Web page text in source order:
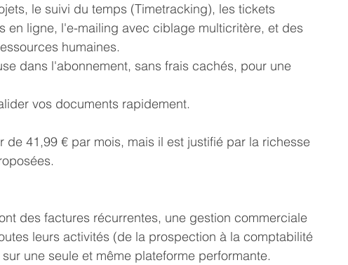
le suivi du temps (Timetracking), les tickets
en ligne, l'e-mailing avec ciblage multicritère, et des
humaines.
dans l'abonnement, sans frais cachés, pour une
vos documents rapidement.
de 41,99 € par mois, mais il est justifié par la richesse
des factures récurrentes, une gestion commerciale
leurs activités (de la prospection à la comptabilité
une seule et même plateforme performante.